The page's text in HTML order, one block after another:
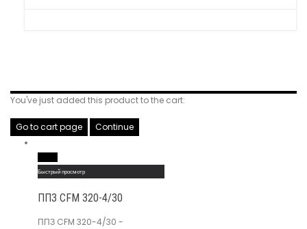
You've just added this product to the cart:
Go to cart page Continue
Быстрый просмотр
ППЗ CFM 320-4/30
ППЗ CFM 320-4/30 -